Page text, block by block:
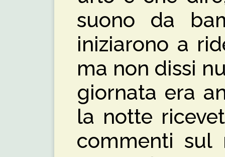
suono da
iniziarono a
ma non dissi
giornata era
la notte
commenti sul